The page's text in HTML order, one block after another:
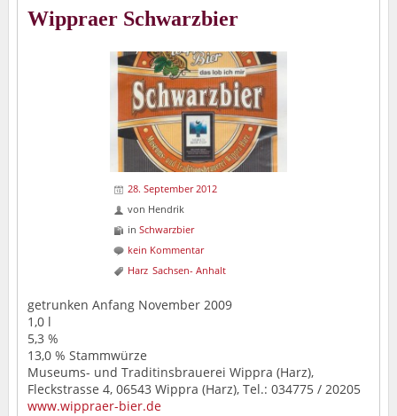
Wippraer Schwarzbier
28. September 2012
von Hendrik
in Schwarzbier
kein Kommentar
Harz Sachsen- Anhalt
getrunken Anfang November 2009
1,0 l
5,3 %
13,0 % Stammwürze
Museums- und Traditinsbrauerei Wippra (Harz),
Fleckstrasse 4, 06543 Wippra (Harz), Tel.: 034775 / 20205
www.wippraer-bier.de